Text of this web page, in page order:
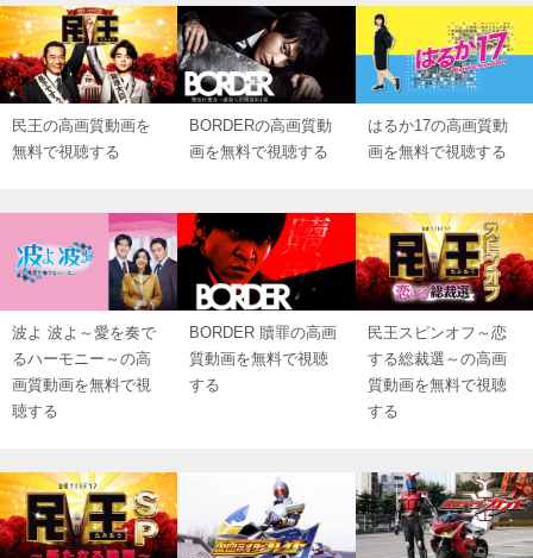
民王の高画質動画を
無料で視聴する
BORDERの高画質動
画を無料で視聴する
はるか17の高画質動
画を無料で視聴する
波よ 波よ～愛を奏で
るハーモニー～の高
画質動画を無料で視
聴する
BORDER 贖罪の高画
質動画を無料で視聴
する
民王スピンオフ～恋
する総裁選～の高画
質動画を無料で視聴
する